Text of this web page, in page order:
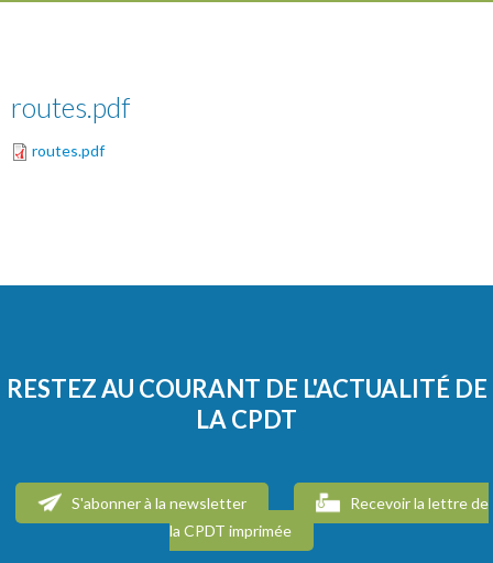
routes.pdf
routes.pdf
RESTEZ AU COURANT DE L'ACTUALITÉ DE
LA CPDT
S'abonner à la newsletter
Recevoir la lettre de
la CPDT imprimée